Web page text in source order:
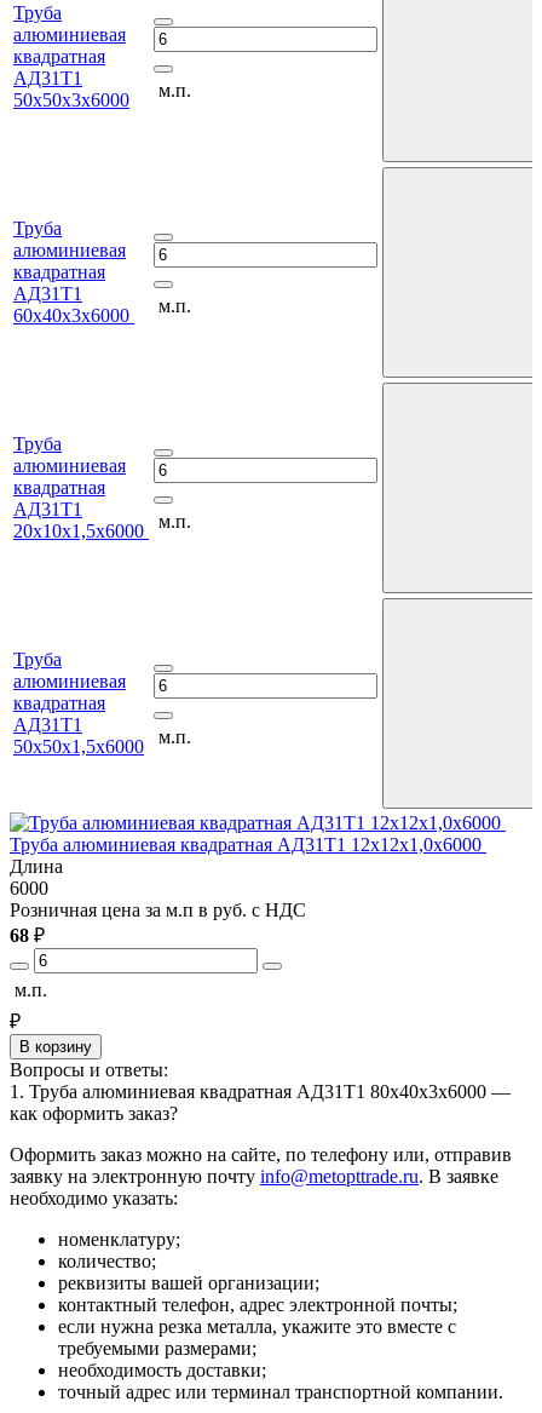
Труба
алюминиевая
квадратная
АД31Т1
50х50х3х6000
м.п.
Труба
алюминиевая
квадратная
АД31Т1
60х40х3х6000
м.п.
Труба
алюминиевая
квадратная
АД31Т1
20х10х1,5х6000
м.п.
Труба
алюминиевая
квадратная
АД31Т1
50х50х1,5х6000
м.п.
Труба алюминиевая квадратная АД31Т1 12х12х1,0х6000
Длина
6000
Розничная цена за м.п в руб. с НДС
68 ₽
м.п.
₽
В корзину
Вопросы и ответы:
1. Труба алюминиевая квадратная АД31Т1 80х40х3х6000 —
как оформить заказ?
Оформить заказ можно на сайте, по телефону или, отправив
заявку на электронную почту info@metopttrade.ru. В заявке
необходимо указать:
номенклатуру;
количество;
реквизиты вашей организации;
контактный телефон, адрес электронной почты;
если нужна резка металла, укажите это вместе с
требуемыми размерами;
необходимость доставки;
точный адрес или терминал транспортной компании.